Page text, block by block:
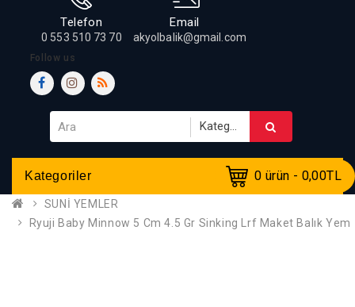
Telefon
0 553 510 73 70
Email
akyolbalik@gmail.com
Follow us
Kategoriler 0 ürün - 0,00TL
SUNİ YEMLER
Ryuji Baby Minnow 5 Cm 4.5 Gr Sinking Lrf Maket Balık Yem